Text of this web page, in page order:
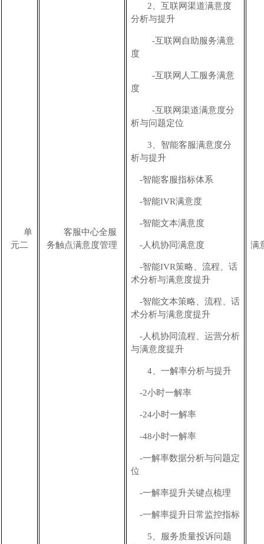
单
元二
客服中心全服
务触点满意度管理
2
互联网渠道满意度
分析与提升
-互联网自助服务满意
度
-互联网人工服务满意
度
-互联网渠道满意度分
析与问题定位
3 智能客服满意度分
析与提升
-智能客服指标体系
-智能IVR满意度
-智能文本满意度
-人机协同满意度
-智能IVR策略、流程、话
术分析与满意度提升
-智能文本策略、流程、话
术分析与满意度提升
-人机协同流程、运营分析
与满意度提升
4、 一解率分析与提升
-2小时一解率
-24小时一解率
-48小时一解率
-一解率数据分析与问题定
位
-一解率提升关键点梳理
-一解率提升日常监控指标
5 、服务质量投诉问题
满